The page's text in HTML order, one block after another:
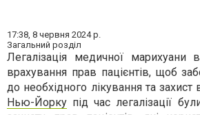
17:38, 8 червня 2024 р.
Загальний розділ
Легалізація медичної марихуани
врахування прав пацієнтів, щоб
до необхідного лікування та захист
Нью-Йорку під час легалізації